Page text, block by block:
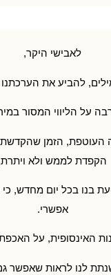
לאבישי היקר,
מילים, להביע את
על הליווי המסור
העוטפת, הזמן שהקדשת,
הקפדת לממש ולא
בנו בכל יום מחדש,
אפשרי.
האינסופית, על
לנו לראות שאפשר